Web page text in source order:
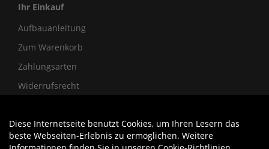
Ihr Einkauf
Aufbauanleitung
Zum Warenkorb
Zahlungsarten
Widerrufsrecht
Diese Internetseite benutzt Cookies, um Ihren Lesern das
beste Webseiten-Erlebnis zu ermöglichen. Weitere
Auftrag widerrufen